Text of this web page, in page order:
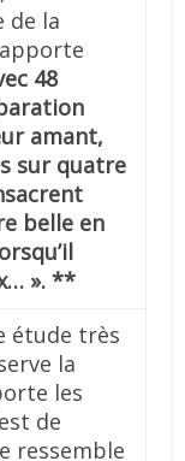
de la
48
amant,
sur quatre
belle en
». **
étude très
la
les
de
ressemble